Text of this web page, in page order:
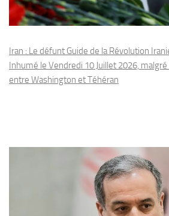
Iran : Le défunt Guide de la Révolution
Inhumé le Vendredi 10 Juillet 2026,
entre Washington et Téhéran